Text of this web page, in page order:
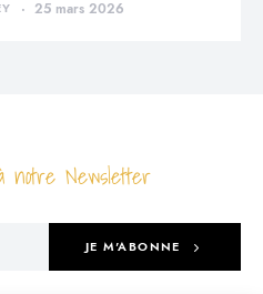
25 mars 2026
notre Newsletter
JE M'ABONNE